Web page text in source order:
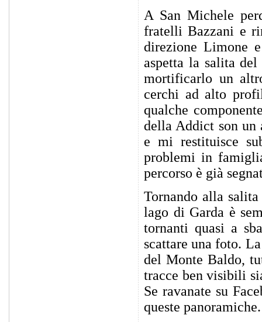
A San Michele
fratelli Bazzani e
direzione Limone
aspetta la salita
mortificarlo un
cerchi ad alto
qualche
della Addict son un
e mi restituisce
problemi in
percorso è già
Tornando alla
lago di Garda è
tornanti quasi a
scattare una foto.
del Monte Baldo,
tracce ben visibili
Se ravanate su
queste panoramiche.